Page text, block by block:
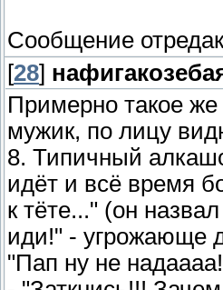
Сообщение
[28]
Примерно такое
мужик, по лицу
8. Типичный
идёт и всё время
к тёте..." (он
иди!" - угрожающе
"Пап ну не